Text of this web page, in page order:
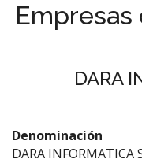
DARA
Denominación
DARA INFORMATICA